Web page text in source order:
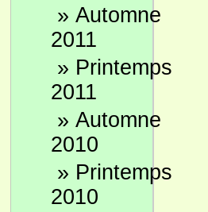
» Automne
2011
» Printemps
2011
» Automne
2010
» Printemps
2010